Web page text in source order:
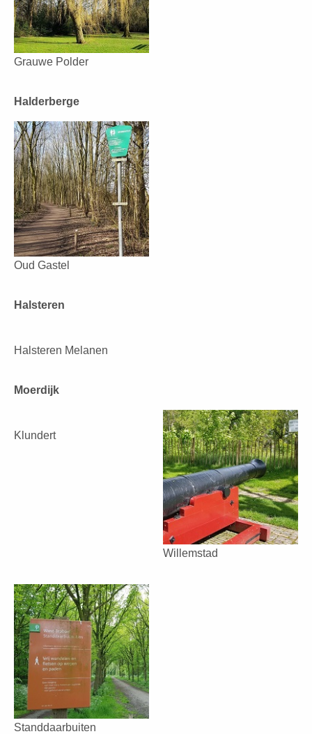
Grauwe Polder
Halderberge
Oud Gastel
Halsteren
Halsteren Melanen
Moerdijk
Klundert
Willemstad
Standdaarbuiten